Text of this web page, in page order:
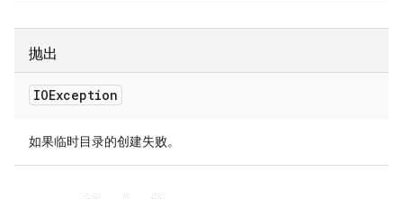
抛出
IOException
如果临时目录的创建失败。